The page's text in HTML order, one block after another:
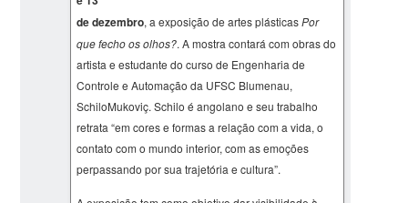
de dezembro, a exposição de artes plásticasPor
que fecho os olhos?. A mostra contará com obras do
artista e estudante do curso de Engenharia de
Controle e Automação da UFSC Blumenau,
SchiloMukoviç. Schilo é angolano e seu trabalho
retrata “em cores e formas a relação com a vida, o
contato com o mundo interior, com as emoções
perpassando por sua trajetória e cultura”.